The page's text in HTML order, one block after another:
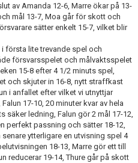
av Amanda 12-6, Marre ökar på 13-
mål 13-7, Moa går för skott och
sätter enkelt 15-7, vilket blir
första lite trevande spel och
försvarsspelet och målvaktsspelet
15-8 efter 4 1/2 minuts spel,
och skjuter in 16-8, nytt straffkast
i anfallet efter vilket vi utnyttjar
17-10, 20 minuter kvar av hela
säker ledning, Falun gör 2 mål 17-12,
perfekt passning och sätter 18-12,
ytterligare en utvisning spel 4
18-13, Marre gör ett till
reducerar 19-14, Thure går på skott